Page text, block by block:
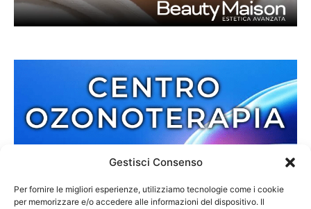
Gestisci Consenso
Per fornire le migliori esperienze, utilizziamo tecnologie come i cookie
per memorizzare e/o accedere alle informazioni del dispositivo. Il